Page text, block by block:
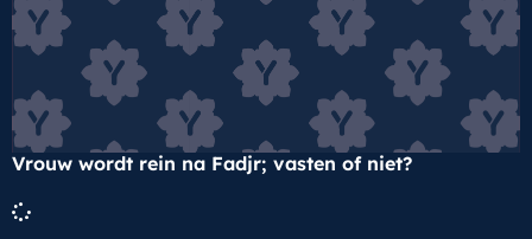
Vrouw wordt rein na Fadjr; vasten of niet?